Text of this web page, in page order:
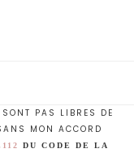
PAS LIBRES DE
MON ACCORD
DU CODE DE LA